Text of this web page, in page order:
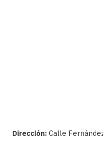
Dirección: Calle